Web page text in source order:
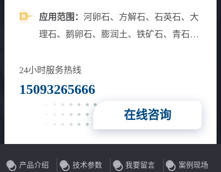
站、砂石料场等。
应用范围： 河卵石、方解石、石英石、大
理石、鹅卵石、膨润土、铁矿石、青石、
花岗岩、玄武岩等
24小时服务热线
15093265666
在线咨询
产品介绍 技术参数 我要留言 案例现场